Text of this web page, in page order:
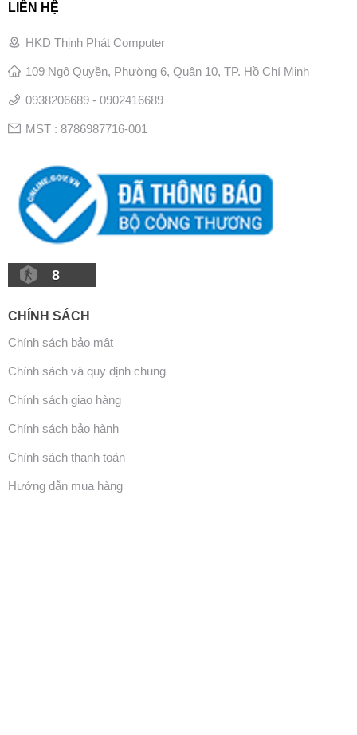
LIÊN HỆ
HKD Thịnh Phát Computer
109 Ngô Quyền, Phường 6, Quận 10, TP. Hồ Chí Minh
0938206689 - 0902416689
MST : 8786987716-001
8
CHÍNH SÁCH
Chính sách bảo mật
Chính sách và quy định chung
Chính sách giao hàng
Chính sách bảo hành
Chính sách thanh toán
Hướng dẫn mua hàng